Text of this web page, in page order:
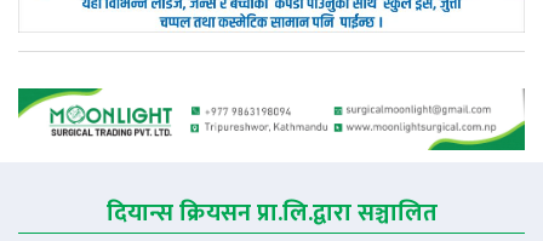
दियान्स क्रियसन प्रा.लि.द्वारा सञ्चालित